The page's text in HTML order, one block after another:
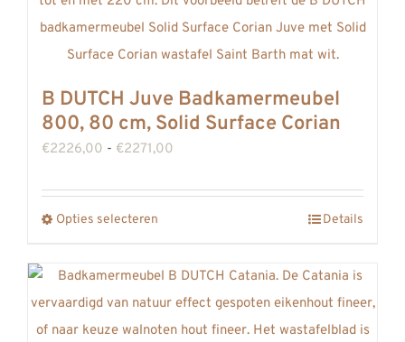
variaties.
Deze
kan
op
B DUTCH Juve Badkamermeubel
800, 80 cm, Solid Surface Corian
€2226,00 - €2271,00
tot
Opties selecteren
heeft
meerdere
variaties.
Details